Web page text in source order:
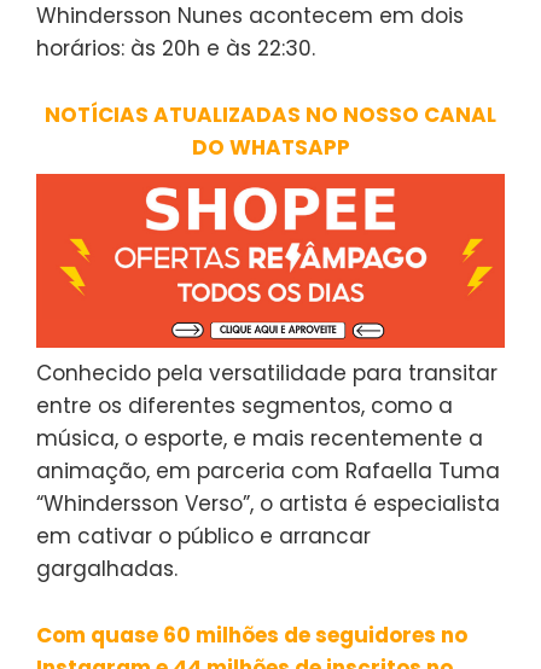
Whindersson Nunes acontecem em dois
horários: às 20h e às 22:30.
NOTÍCIAS ATUALIZADAS NO NOSSO CANAL
DO WHATSAPP
Conhecido pela versatilidade para transitar
entre os diferentes segmentos, como a
música, o esporte, e mais recentemente a
animação, em parceria com Rafaella Tuma
“Whindersson Verso”, o artista é especialista
em cativar o público e arrancar
gargalhadas.
Com quase 60 milhões de seguidores no